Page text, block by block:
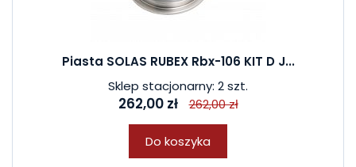
Piasta SOLAS RUBEX Rbx-106 KIT D J...
Sklep stacjonarny: 2 szt.
262,00 zł 262,00 zł
Do koszyka